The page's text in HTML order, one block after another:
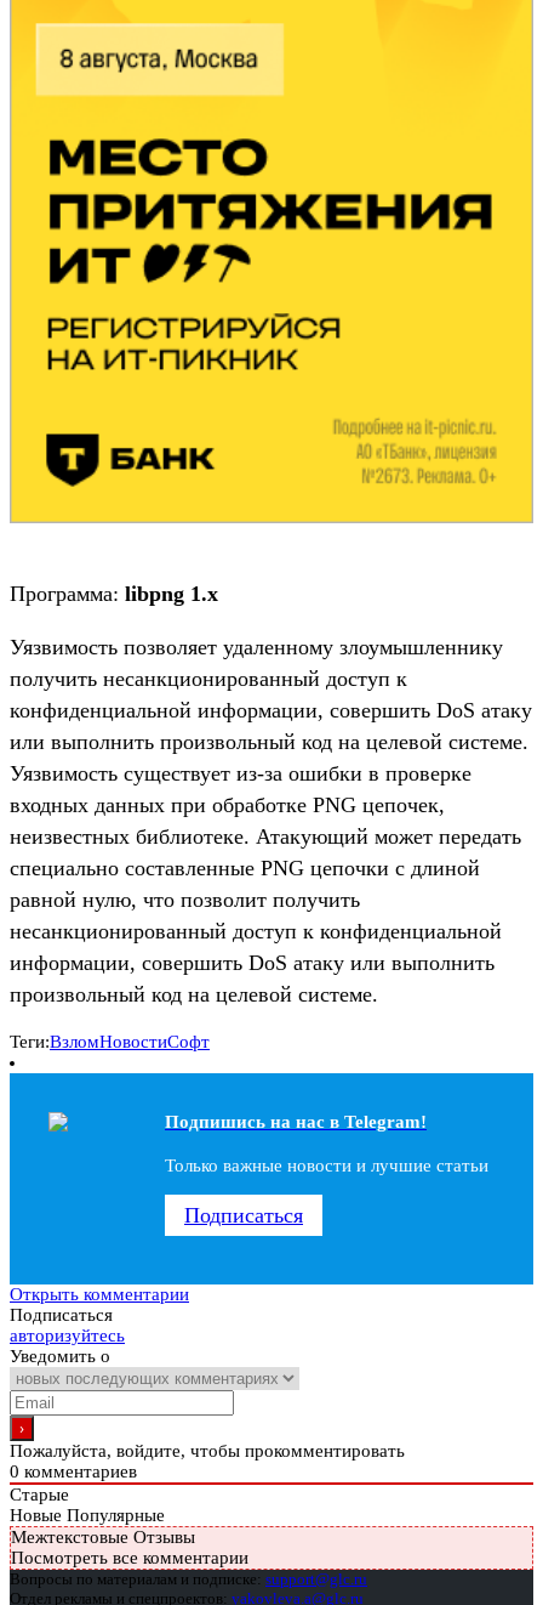
Программа: libpng 1.x
Уязвимость позволяет удаленному злоумышленнику
получить несанкционированный доступ к
конфиденциальной информации, совершить DoS атаку
или выполнить произвольный код на целевой системе.
Уязвимость существует из-за ошибки в проверке
входных данных при обработке PNG цепочек,
неизвестных библиотеке. Атакующий может передать
специально составленные PNG цепочки с длиной
равной нулю, что позволит получить
несанкционированный доступ к конфиденциальной
информации, совершить DoS атаку или выполнить
произвольный код на целевой системе.
Теги:ВзломНовостиСофт
Подпишись на наc в Telegram!
Только важные новости и лучшие статьи
Подписаться
Открыть комментарии
Подписаться
авторизуйтесь
Уведомить о
Пожалуйста, войдите, чтобы прокомментировать
0 комментариев
Старые
Новые Популярные
Межтекстовые Отзывы
Посмотреть все комментарии
Вопросы по материалам и подписке: support@glc.ru
Отдел рекламы и спецпроектов: yakovleva.a@glc.ru